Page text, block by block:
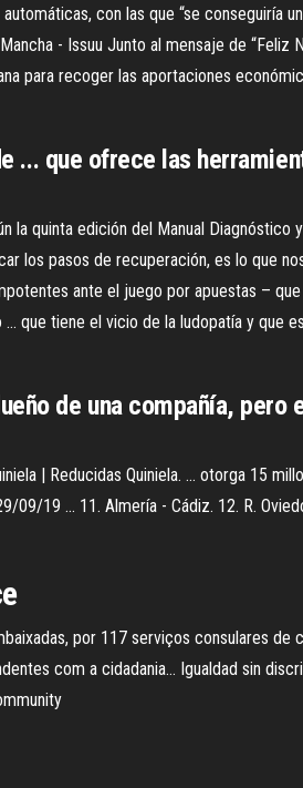
con las que “se conseguiría
- Issuu Junto al mensaje de “Feliz
para recoger las aportaciones
... que ofrece las
la quinta edición del Manual Diagnóstico
los pasos de recuperación, es lo que
ante el juego por apuestas –
que tiene el vicio de la ludopatía y que
de una compañía, pero
| Reducidas Quiniela. ... otorga 15
09/19 ... 11. Almería - Cádiz. 12. R.
por 117 serviços consulares de
com a cidadania… Igualdad sin